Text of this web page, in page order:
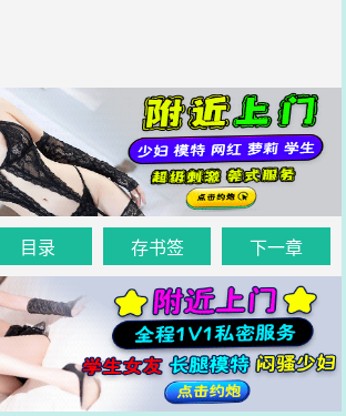
目录 存书签 下一章